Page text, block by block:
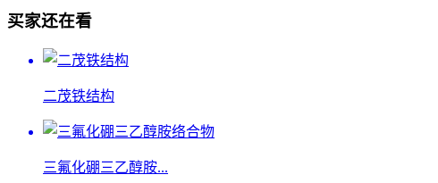
买家还在看
二茂铁结构
三氟化硼三乙醇胺...